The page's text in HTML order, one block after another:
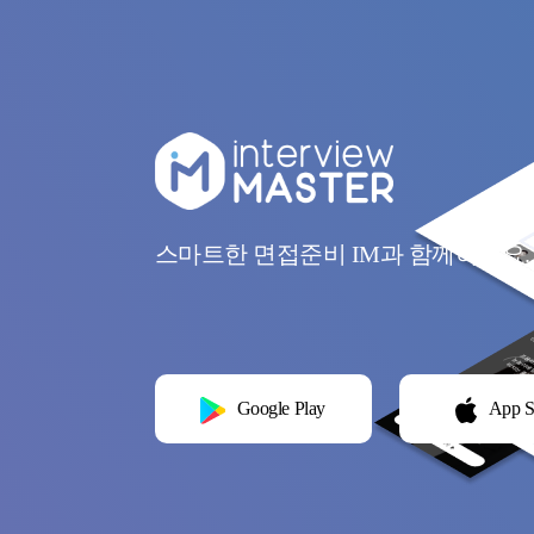
스마트한 면접준비 IM과 함께하세요.
Google Play App